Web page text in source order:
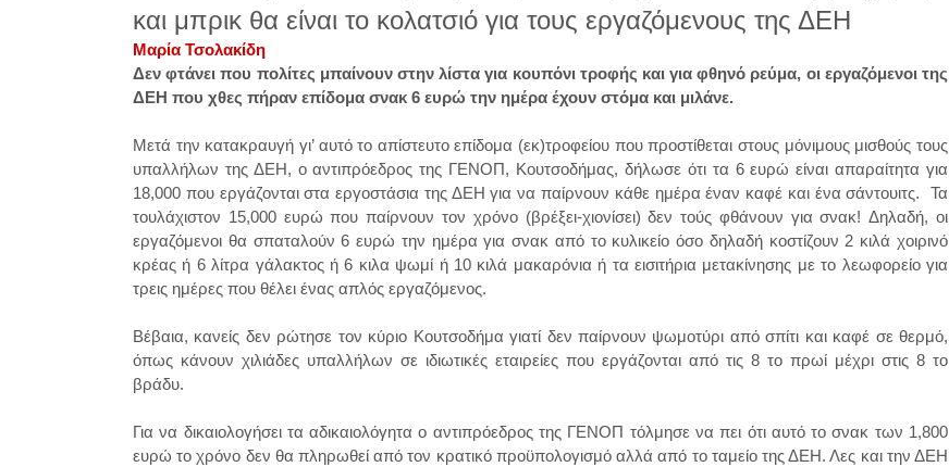
και μπρικ θα είναι το κολατσιό για τους εργαζόμενους της ΔΕΗ
Μαρία Τσολακίδη
Δεν φτάνει που πολίτες μπαίνουν στην λίστα για κουπόνι τροφής και για φθηνό ρεύμα, οι εργαζόμενοι της
ΔΕΗ που χθες πήραν επίδομα σνακ 6 ευρώ την ημέρα έχουν στόμα και μιλάνε.
Μετά την κατακραυγή γι’ αυτό το απίστευτο επίδομα (εκ)τροφείου που προστίθεται στους μόνιμους μισθούς τους
υπαλλήλων της ΔΕΗ, ο αντιπρόεδρος της ΓΕΝΟΠ, Κουτσοδήμας, δήλωσε ότι τα 6 ευρώ είναι απαραίτητα για
18,000 που εργάζονται στα εργοστάσια της ΔΕΗ για να παίρνουν κάθε ημέρα έναν καφέ και ένα σάντουιτς. Τα
τουλάχιστον 15,000 ευρώ που παίρνουν τον χρόνο (βρέξει-χιονίσει) δεν τούς φθάνουν για σνακ!Δηλαδή, οι
εργαζόμενοι θα σπαταλούν 6 ευρώ την ημέρα για σνακ από το κυλικείο όσο δηλαδή κοστίζουν 2 κιλά χοιρινό
κρέας ή 6 λίτρα γάλακτος ή 6 κιλα ψωμί ή 10 κιλά μακαρόνια ή τα εισιτήρια μετακίνησης με το λεωφορείο για
τρεις ημέρες που θέλει ένας απλός εργαζόμενος.
Βέβαια, κανείς δεν ρώτησε τον κύριο Κουτσοδήμα γιατί δεν παίρνουν ψωμοτύρι από σπίτι και καφέ σε θερμό,
όπως κάνουν χιλιάδες υπαλλήλων σε ιδιωτικές εταιρείες που εργάζονται από τις 8 το πρωί μέχρι στις 8 το
βράδυ.
Για να δικαιολογήσει τα αδικαιολόγητα ο αντιπρόεδρος της ΓΕΝΟΠ τόλμησε να πει ότι αυτό το σνακ των 1,800
ευρώ το χρόνο δεν θα πληρωθεί από τον κρατικό προϋπολογισμό αλλά από το ταμείο της ΔΕΗ. Λες και την ΔΕΗ